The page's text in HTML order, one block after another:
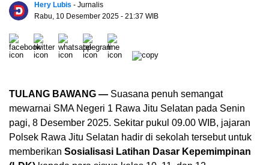
Hery Lubis - Jurnalis
Rabu, 10 Desember 2025 - 21:37 WIB
TULANG BAWANG — Suasana penuh semangat
mewarnai SMA Negeri 1 Rawa Jitu Selatan pada Senin
pagi, 8 Desember 2025. Sekitar pukul 09.00 WIB, jajaran
Polsek Rawa Jitu Selatan hadir di sekolah tersebut untuk
memberikan Sosialisasi Latihan Dasar Kepemimpinan